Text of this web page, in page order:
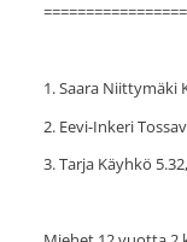
1. Saara Niittymäki
2. Eevi-Inkeri
3. Tarja Käyhkö